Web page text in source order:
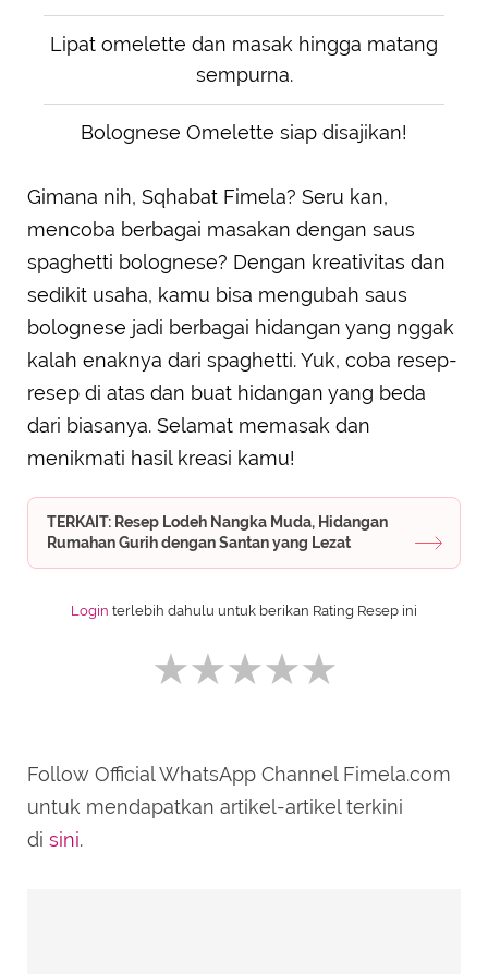
Lipat omelette dan masak hingga matang
sempurna.
Bolognese Omelette siap disajikan!
Gimana nih, Sqhabat Fimela? Seru kan,
mencoba berbagai masakan dengan saus
spaghetti bolognese? Dengan kreativitas dan
sedikit usaha, kamu bisa mengubah saus
bolognese jadi berbagai hidangan yang nggak
kalah enaknya dari spaghetti. Yuk, coba resep-
resep di atas dan buat hidangan yang beda
dari biasanya. Selamat memasak dan
menikmati hasil kreasi kamu!
TERKAIT: Resep Lodeh Nangka Muda, Hidangan
Rumahan Gurih dengan Santan yang Lezat
Login terlebih dahulu untuk berikan Rating Resep ini
SUBMIT REVIEW
Follow Official WhatsApp Channel Fimela.com
untuk mendapatkan artikel-artikel terkini
di sini.